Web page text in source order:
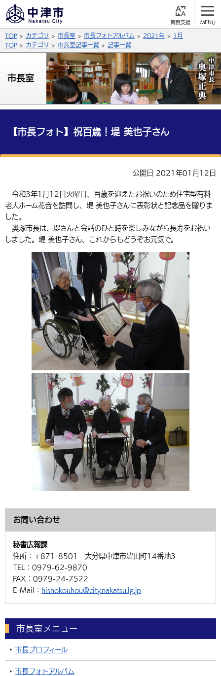
支
背景色
青 白
文字の大きさ
拡大 標準 縮小
言語を選択
中国語（繁体字） 韓国語（한국어）
組織案内
公式SNS
X (Twitter) YouTube
サイト内検索
総合メニュー
保険・年金
福祉・介護 健康・予防
税金 住宅・インフラ
環境・衛生 生涯学習・スポーツ・人権
外国人の方向け情報
入札・契約 産業・雇用
農林水産業
都市整備
子育て・教育
施設情報
手当・助成 健康・医療
相談・支援・情報 計画・施策
観光・移住
観光なび スポットを探す
遊ぶ・体験する グルメ・食べる
買う・おみやげ 四季のイベント・祭り
移住・定住
市政情報
中津市について 市役所の紹介
地方創生・地域活性化 広報・広聴
行政・計画
TOP カテゴリ 市長室 市長フォトアルバム 2021年
1月
TOP
カテゴリ 市長室記事一覧 記事一覧
市長室
【市長フォト】祝百歳！堤 美也子さん
公開日 2021年01月12日
令和3年1月12日火曜日、百歳を迎えたお祝いのため住宅型有料
老人ホーム花音を訪問し、堤 美也子さんに表彰状と記念品を贈りま
した。
奥塚市長は、堤さんと会話のひと時を楽しみながら長寿をお祝い
しました。堤 美也子さん、これからもどうぞお元気で。
お問い合わせ
秘書広報課
住所： 〒871-8501 大分県中津市豊田町14番地3
TEL： 0979-62-9870
FAX： 0979-24-7522
E-Mail： hishokouhou@city.nakatsu.lg.jp
市長室メニュー
市長プロフィール
市長フォトアルバム